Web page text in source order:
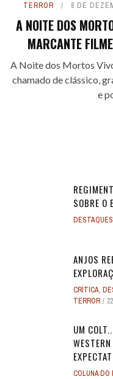
TERROR
8 DE
A NOITE DOS
MARCANTE
A Noite dos Mortos
chamado de clássico,
e
SOBRE O
DESTAQUES
ANJOS
CRÍTICA,
TERROR
UM
COLUNA DO